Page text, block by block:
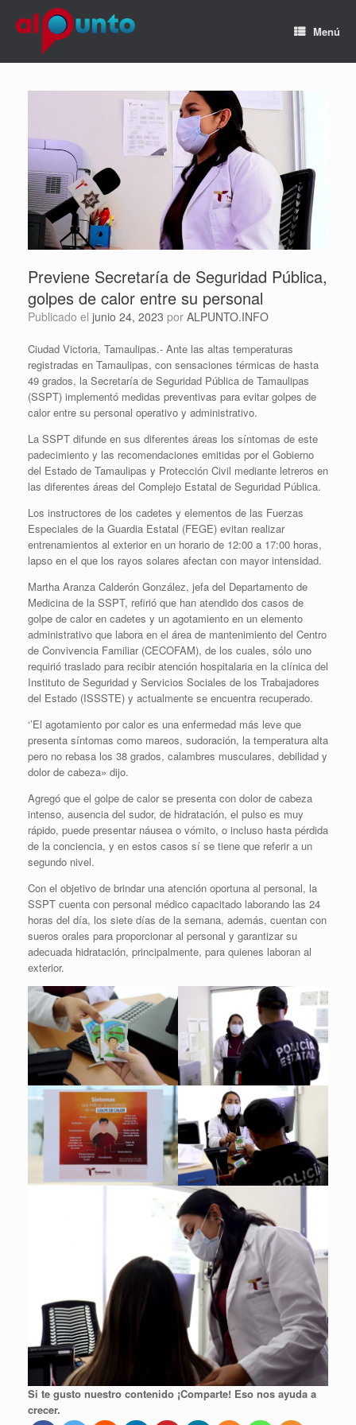
Menú
Previene Secretaría de Seguridad Pública,
golpes de calor entre su personal
Publicado el junio 24, 2023 por ALPUNTO.INFO
Ciudad Victoria, Tamaulipas.- Ante las altas temperaturas
registradas en Tamaulipas, con sensaciones térmicas de hasta
49 grados, la Secretaría de Seguridad Pública de Tamaulipas
(SSPT) implementó medidas preventivas para evitar golpes de
calor entre su personal operativo y administrativo.
La SSPT difunde en sus diferentes áreas los síntomas de este
padecimiento y las recomendaciones emitidas por el Gobierno
del Estado de Tamaulipas y Protección Civil mediante letreros en
las diferentes áreas del Complejo Estatal de Seguridad Pública.
Los instructores de los cadetes y elementos de las Fuerzas
Especiales de la Guardia Estatal (FEGE) evitan realizar
entrenamientos al exterior en un horario de 12:00 a 17:00 horas,
lapso en el que los rayos solares afectan con mayor intensidad.
Martha Aranza Calderón González, jefa del Departamento de
Medicina de la SSPT, refirió que han atendido dos casos de
golpe de calor en cadetes y un agotamiento en un elemento
administrativo que labora en el área de mantenimiento del Centro
de Convivencia Familiar (CECOFAM), de los cuales, sólo uno
requirió traslado para recibir atención hospitalaria en la clínica del
Instituto de Seguridad y Servicios Sociales de los Trabajadores
del Estado (ISSSTE) y actualmente se encuentra recuperado.
‘’El agotamiento por calor es una enfermedad más leve que
presenta síntomas como mareos, sudoración, la temperatura alta
pero no rebasa los 38 grados, calambres musculares, debilidad y
dolor de cabeza» dijo.
Agregó que el golpe de calor se presenta con dolor de cabeza
intenso, ausencia del sudor, de hidratación, el pulso es muy
rápido, puede presentar náusea o vómito, o incluso hasta pérdida
de la conciencia, y en estos casos sí se tiene que referir a un
segundo nivel.
Con el objetivo de brindar una atención oportuna al personal, la
SSPT cuenta con personal médico capacitado laborando las 24
horas del día, los siete días de la semana, además, cuentan con
sueros orales para proporcionar al personal y garantizar su
adecuada hidratación, principalmente, para quienes laboran al
exterior.
Si te gusto nuestro contenido ¡Comparte! Eso nos ayuda a
crecer.